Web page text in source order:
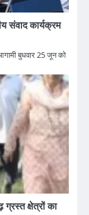
संवाद कार्यक्रम
बुधवार 25 जून को
ग्रस्त क्षेत्रों का